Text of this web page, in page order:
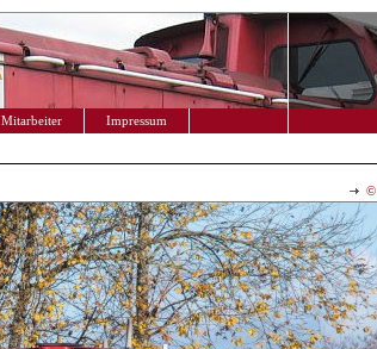
Mitarbeiter Impressum
©